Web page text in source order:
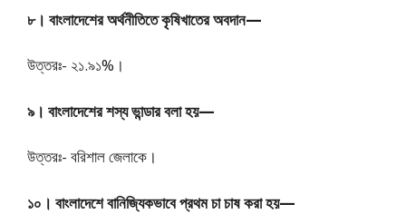
৮। বাংলাদেশের অর্থনীতিতে কৃষিখাতের অবদান—
উত্তরঃ- ২১.৯১%।
৯। বাংলাদেশের শস্য ভান্ডার বলা হয়—
উত্তরঃ- বরিশাল জেলাকে।
১০। বাংলাদেশে বানিজ্যিকভাবে প্রথম চা চাষ করা হয়—